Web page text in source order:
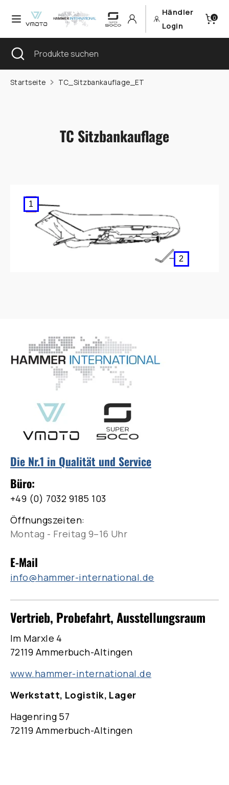
zum
Händler
Login
0
Währung
Deutschland (EUR €)
Sprache
Deutsch
SuchenProdukte
SuchenProdukte
Suche
schließen
Startseite TC_Sitzbankauflage_ET
TC Sitzbankauflage
Die Nr.1 in Qualität und Service
Büro:
+49 (0) 7032 9185 103
Öffnungszeiten:
Montag - Freitag 9–16 Uhr
E-Mail
info@hammer-international.de
Vertrieb, Probefahrt, Ausstellungsraum
Im Marxle 4
72119 Ammerbuch-Altingen
www.hammer-international.de
Werkstatt, Logistik, Lager
Hagenring 57
72119 Ammerbuch-Altingen